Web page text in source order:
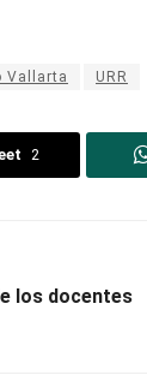
Vallarta URR
2
los docentes